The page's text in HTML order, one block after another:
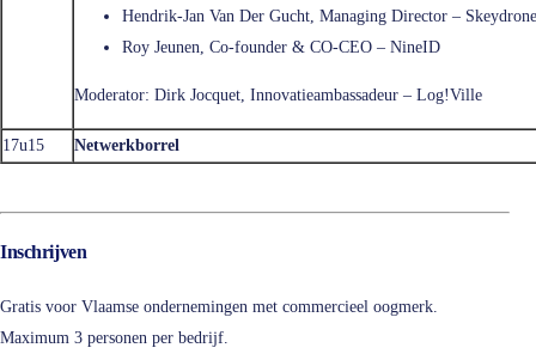
Hendrik-Jan Van Der Gucht, Managing Director – Skeydrone
Roy Jeunen, Co-founder & CO-CEO – NineID
Moderator: Dirk Jocquet, Innovatieambassadeur – Log!Ville
17u15 Netwerkborrel
Inschrijven
Gratis voor Vlaamse ondernemingen met commercieel oogmerk.
Maximum 3 personen per bedrijf.